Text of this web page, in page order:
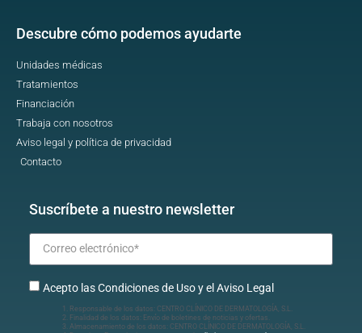
Descubre cómo podemos ayudarte
Unidades médicas
Tratamientos
Financiación
Trabaja con nosotros
Aviso legal y política de privacidad
Contacto
Suscríbete a nuestro newsletter
Acepto las Condiciones de Uso y el Aviso Legal
Responsable de los datos: CENTRO CLÍNICO DE DERMATOLOGÍA, S.L.
Finalidad de los datos: Envío de boletines de noticias y ofertas.
Almacenamiento de los datos: CENTRO CLÍNICO DE DERMATOLOGÍA, S.L.